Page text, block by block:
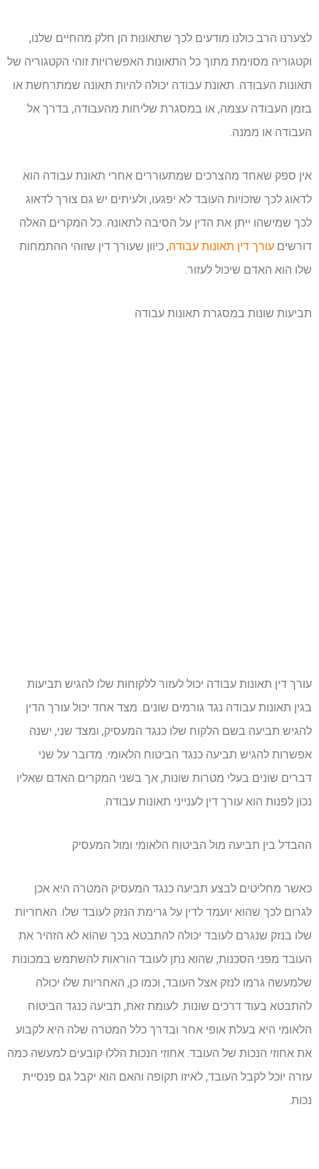
לצערנו הרב כולנו מודעים לכך שתאונות הן חלק מהחיים שלנו,
וקטגוריה מסוימת מתוך כל התאונות האפשרויות זוהי הקטגוריה של
תאונות העבודה. תאונת עבודה יכולה להיות תאונה שמתרחשת או
בזמן העבודה עצמה, או במסגרת שליחות מהעבודה, בדרך אל
העבודה או ממנה.
אין ספק שאחד מהצרכים שמתעוררים אחרי תאונת עבודה הוא
לדאוג לכך שזכויות העובד לא יפגעו, ולעיתים יש גם צורך לדאוג
לכך שמישהו ייתן את הדין על הסיבה לתאונה. כל המקרים האלה
דורשים עורך דין תאונות עבודה, כיוון שעורך דין שזוהי ההתמחות
שלו הוא האדם שיכול לעזור.
תביעות שונות במסגרת תאונות עבודה
עורך דין תאונות עבודה יכול לעזור ללקוחות שלו להגיש תביעות
בגין תאונות עבודה נגד גורמים שונים. מצד אחד יכול עורך הדין
להגיש תביעה בשם הלקוח שלו כנגד המעסיק, ומצד שני, ישנה
אפשרות להגיש תביעה כנגד הביטוח הלאומי. מדובר על שני
דברים שונים בעלי מטרות שונות, אך בשני המקרים האדם שאליו
נכון לפנות הוא עורך דין לענייני תאונות עבודה.
ההבדל בין תביעה מול הביטוח הלאומי ומול המעסיק
כאשר מחליטים לבצע תביעה כנגד המעסיק המטרה היא אכן
לגרום לכך שהוא יועמד לדין על גרימת הנזק לעובד שלו. האחריות
שלו בנזק שנגרם לעובד יכולה להתבטא בכך שהוא לא הזהיר את
העובד מפני הסכנות, שהוא נתן לעובד הוראות להשתמש במכונות
שלמעשה גרמו לנזק אצל העובד, וכמו כן, האחריות שלו יכולה
להתבטא בעוד דרכים שונות. לעומת זאת, תביעה כנגד הביטוח
הלאומי היא בעלת אופי אחר ובדרך כלל המטרה שלה היא לקבוע
את אחוזי הנכות של העובד. אחוזי הנכות הללו קובעים למעשה כמה
עזרה יוכל לקבל העובד, לאיזו תקופה והאם הוא יקבל גם פנסיית
נכות.